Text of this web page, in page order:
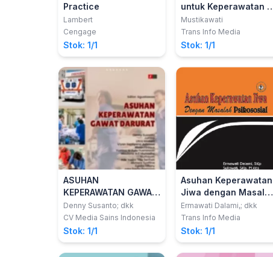
Practice
Lambert
Cengage
Stok: 1/1
untuk Keperawatan -
Ringkasan dan
Latihan Soal (Edisi 2)
Mustikawati
Trans Info Media
Stok: 1/1
ASUHAN
KEPERAWATAN GAWAT
DARURAT
Denny Susanto; dkk
CV Media Sains Indonesia
Stok: 1/1
Asuhan Keperawatan
Jiwa dengan Masalah
Psikososial
Ermawati Dalami,; dkk
Trans Info Media
Stok: 1/1